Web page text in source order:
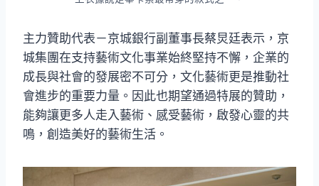
主力贊助代表－京城銀行副董事長蔡炅廷表示，京
城集團在支持藝術文化事業始終堅持不懈，企業的
成長與社會的發展密不可分，文化藝術更是推動社
會進步的重要力量。因此也期望通過特展的贊助，
能夠讓更多人走入藝術、感受藝術，啟發心靈的共
鳴，創造美好的藝術生活。